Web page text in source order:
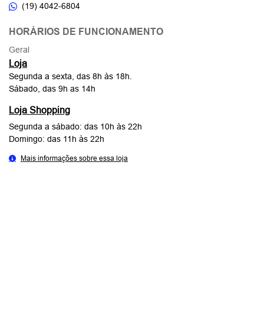
(19) 4042-6804
HORÁRIOS DE FUNCIONAMENTO
Geral
Loja
Segunda a sexta, das 8h às 18h.
Sábado, das 9h as 14h
Loja Shopping
Segunda a sábado: das 10h às 22h
Domingo: das 11h às 22h
Mais informações sobre essa loja